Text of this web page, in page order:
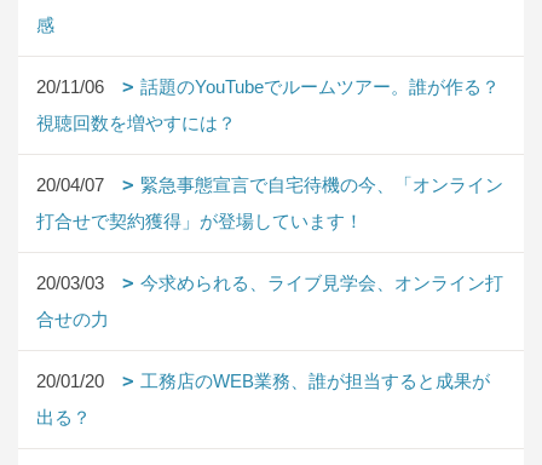
感
20/11/06
話題のYouTubeでルームツアー。誰が作る？
視聴回数を増やすには？
20/04/07
緊急事態宣言で自宅待機の今、「オンライン
打合せで契約獲得」が登場しています！
20/03/03
今求められる、ライブ見学会、オンライン打
合せの力
20/01/20
工務店のWEB業務、誰が担当すると成果が
出る？